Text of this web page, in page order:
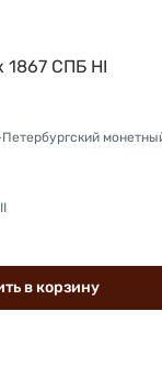
1867 СПБ НI
вкорзину